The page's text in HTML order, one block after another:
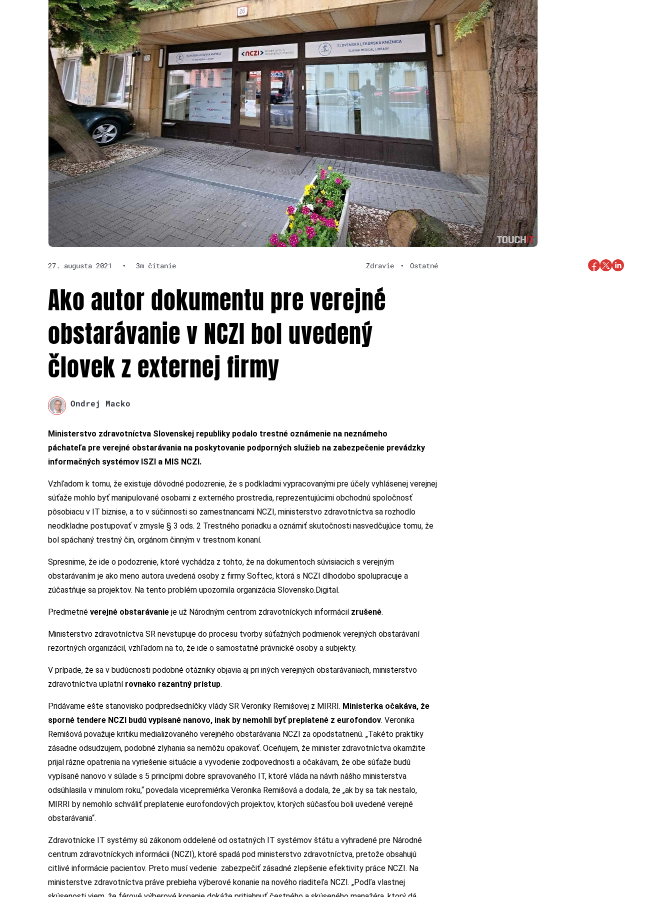
27. augusta 2021 • 3m čítanie Zdravie • Ostatné
Ako autor dokumentu pre verejné
obstarávanie v NCZI bol uvedený
človek z externej firmy
Ondrej Macko
Ministerstvo zdravotníctva Slovenskej republiky podalo trestné oznámenie na neznámeho
páchateľa pre verejné obstarávania na poskytovanie podporných služieb na zabezpečenie prevádzky
informačných systémov ISZI a MIS NCZI.
Vzhľadom k tomu, že existuje dôvodné podozrenie, že s podkladmi vypracovanými pre účely vyhlásenej verejnej
súťaže mohlo byť manipulované osobami z externého prostredia, reprezentujúcimi obchodnú spoločnosť
pôsobiacu v IT biznise, a to v súčinnosti so zamestnancami NCZI, ministerstvo zdravotníctva sa rozhodlo
neodkladne postupovať v zmysle § 3 ods. 2 Trestného poriadku a oznámiť skutočnosti nasvedčujúce tomu, že
bol spáchaný trestný čin, orgánom činným v trestnom konaní.
Spresnime, že ide o podozrenie, ktoré vychádza z tohto, že na dokumentoch súvisiacich s verejným
obstarávaním je ako meno autora uvedená osoby z firmy Softec, ktorá s NCZI dlhodobo spolupracuje a
zúčastňuje sa projektov. Na tento problém upozornila organizácia Slovensko.Digital.
Predmetné verejné obstarávanie je už Národným centrom zdravotníckych informácií zrušené.
Ministerstvo zdravotníctva SR nevstupuje do procesu tvorby súťažných podmienok verejných obstarávaní
rezortných organizácií, vzhľadom na to, že ide o samostatné právnické osoby a subjekty.
V prípade, že sa v budúcnosti podobné otázniky objavia aj pri iných verejných obstarávaniach, ministerstvo
zdravotníctva uplatní rovnako razantný prístup.
Pridávame ešte stanovisko podpredsedníčky vlády SR Veroniky Remišovej z MIRRI. Ministerka očakáva, že
sporné tendere NCZI budú vypísané nanovo, inak by nemohli byť preplatené z eurofondov. Veronika
Remišová považuje kritiku medializovaného verejného obstarávania NCZI za opodstatnenú. „Takéto praktiky
zásadne odsudzujem, podobné zlyhania sa nemôžu opakovať. Oceňujem, že minister zdravotníctva okamžite
prijal rázne opatrenia na vyriešenie situácie a vyvodenie zodpovednosti a očakávam, že obe súťaže budú
vypísané nanovo v súlade s 5 princípmi dobre spravovaného IT, ktoré vláda na návrh nášho ministerstva
odsúhlasila v minulom roku,“ povedala vicepremiérka Veronika Remišová a dodala, že „ak by sa tak nestalo,
MIRRI by nemohlo schváliť preplatenie eurofondových projektov, ktorých súčasťou boli uvedené verejné
obstarávania“.
Zdravotnícke IT systémy sú zákonom oddelené od ostatných IT systémov štátu a vyhradené pre Národné
centrum zdravotníckych informácii (NCZI), ktoré spadá pod ministerstvo zdravotníctva, pretože obsahujú
citlivé informácie pacientov. Preto musí vedenie zabezpečiť zásadné zlepšenie efektivity práce NCZI. Na
ministerstve zdravotníctva práve prebieha výberové konanie na nového riaditeľa NCZI. „Podľa vlastnej